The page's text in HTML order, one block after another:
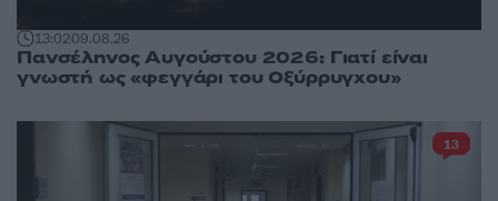
13:0209.08.26
Πανσέληνος Αυγούστου 2026: Γιατί είναι
γνωστή ως «φεγγάρι του Οξύρρυγχου»
13